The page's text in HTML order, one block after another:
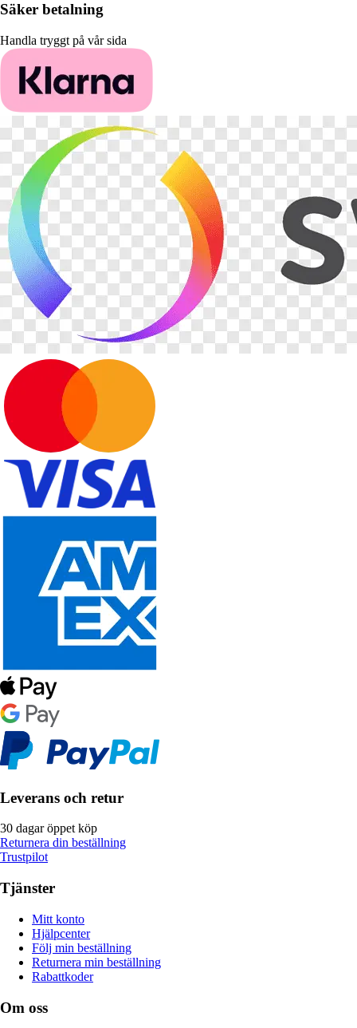
Säker betalning
Handla tryggt på vår sida
Leverans och retur
30 dagar öppet köp
Returnera din beställning
Trustpilot
Tjänster
Mitt konto
Hjälpcenter
Följ min beställning
Returnera min beställning
Rabattkoder
Om oss